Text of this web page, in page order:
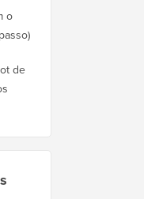
o
de